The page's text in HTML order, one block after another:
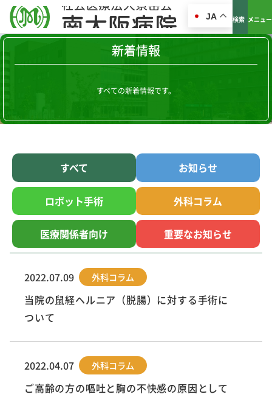
JA 検索 メニュー
新着情報
すべての新着情報です。
すべて お知らせ
ロボット手術 外科コラム
医療関係者向け 重要なお知らせ
2022.07.09 外科コラム
当院の鼠経ヘルニア（脱腸）に対する手術に
ついて
2022.04.07 外科コラム
ご高齢の方の嘔吐と胸の不快感の原因として